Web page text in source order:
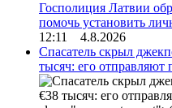
Госполиция Латвии
помочь установить
12:11 4.8.2026
Спасатель скрыл
тысяч: его отправляют